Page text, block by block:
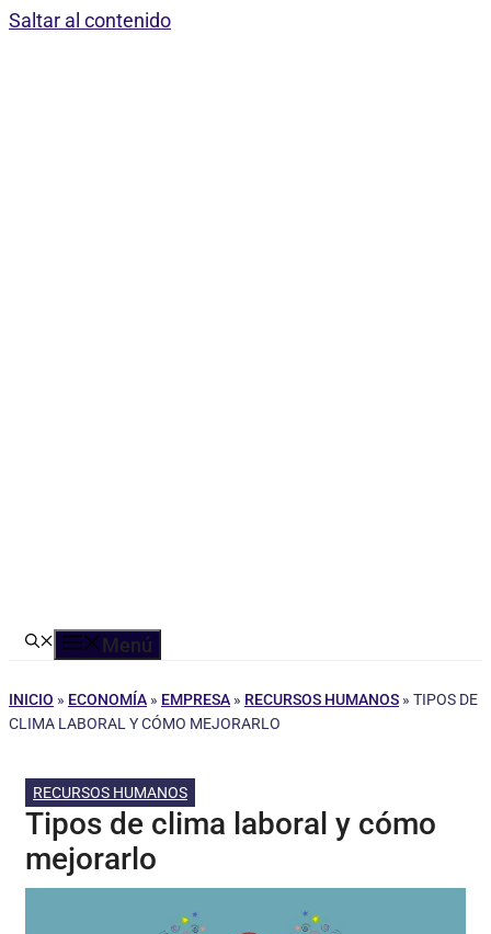
Saltar al contenido
Menú
INICIO » ECONOMÍA » EMPRESA » RECURSOS HUMANOS » TIPOS DE
CLIMA LABORAL Y CÓMO MEJORARLO
RECURSOS HUMANOS
Tipos de clima laboral y cómo
mejorarlo